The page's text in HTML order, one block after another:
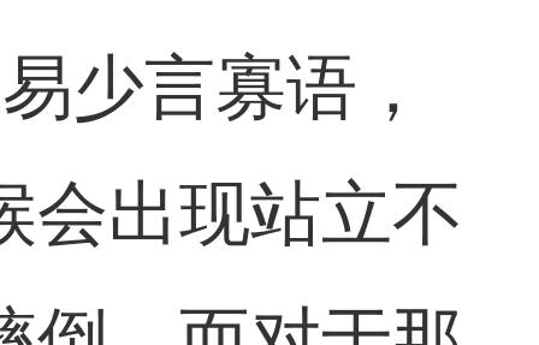
少言寡语，
会出现站立不